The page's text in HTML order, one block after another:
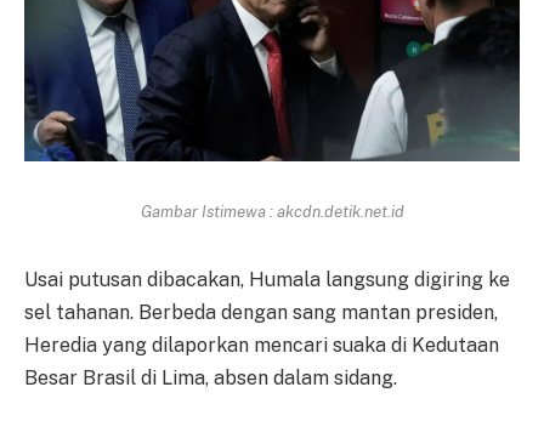
Gambar Istimewa : akcdn.detik.net.id
Usai putusan dibacakan, Humala langsung digiring ke
sel tahanan. Berbeda dengan sang mantan presiden,
Heredia yang dilaporkan mencari suaka di Kedutaan
Besar Brasil di Lima, absen dalam sidang.